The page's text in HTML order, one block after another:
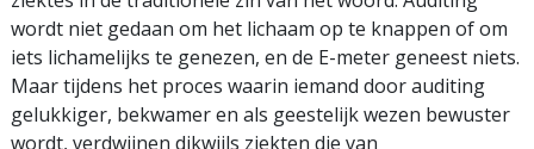
wordt niet gedaan om het lichaam op te knappen of om
iets lichamelijks te genezen, en de E-meter geneest niets.
Maar tijdens het proces waarin iemand door auditing
gelukkiger, bekwamer en als geestelijk wezen bewuster
wordt, verdwijnen dikwijls ziekten die van